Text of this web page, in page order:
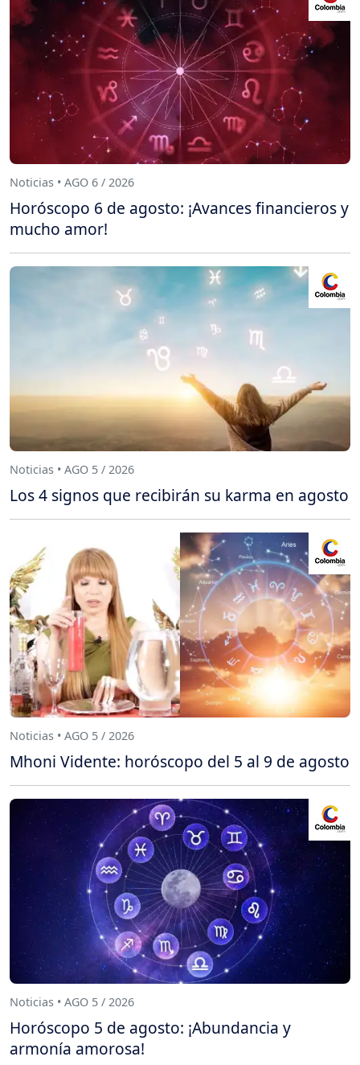
Noticias • AGO 6 / 2026
Horóscopo 6 de agosto: ¡Avances financieros y
mucho amor!
Noticias • AGO 5 / 2026
Los 4 signos que recibirán su karma en agosto
Noticias • AGO 5 / 2026
Mhoni Vidente: horóscopo del 5 al 9 de agosto
Noticias • AGO 5 / 2026
Horóscopo 5 de agosto: ¡Abundancia y
armonía amorosa!